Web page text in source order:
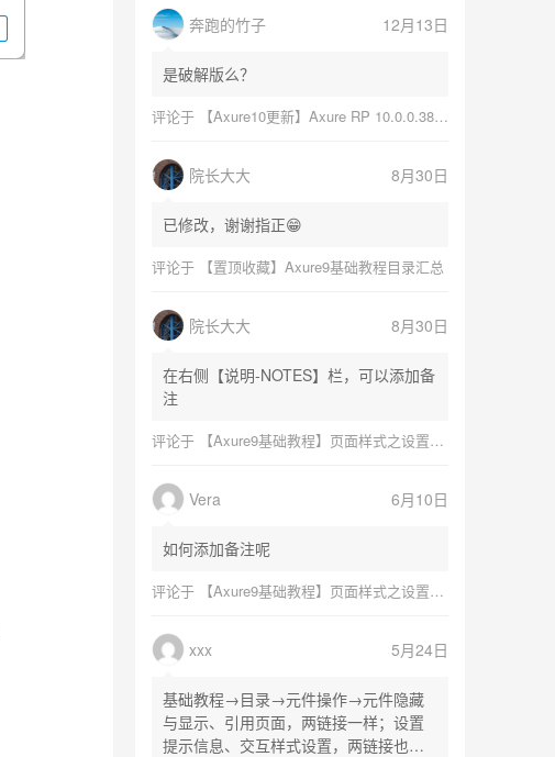
奔跑的竹子 12月13日
是破解版么？
评论于 【Axure10更新】Axure RP 10.0.0.3868更新日志与软件下载（Mac+Windows）
院长大大 8月30日
已修改，谢谢指正😁
评论于 【置顶收藏】Axure9基础教程目录汇总
院长大大 8月30日
在右侧【说明-NOTES】栏，可以添加备
注
评论于 【Axure9基础教程】页面样式之设置页面尺寸
Vera 6月10日
如何添加备注呢
评论于 【Axure9基础教程】页面样式之设置页面尺寸
xxx 5月24日
基础教程→目录→元件操作→元件隐藏
与显示、引用页面，两链接一样；设置
提示信息、交互样式设置，两链接也一